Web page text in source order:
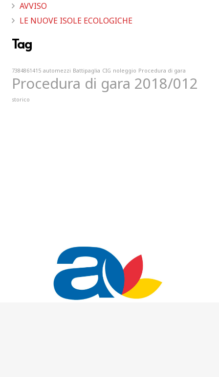
AVVISO
LE NUOVE ISOLE ECOLOGICHE
Tag
7384861415 automezzi Battipaglia CIG noleggio Procedura di gara
Procedura di gara 2018/012
storico